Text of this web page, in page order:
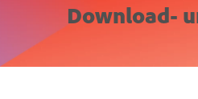
Download-